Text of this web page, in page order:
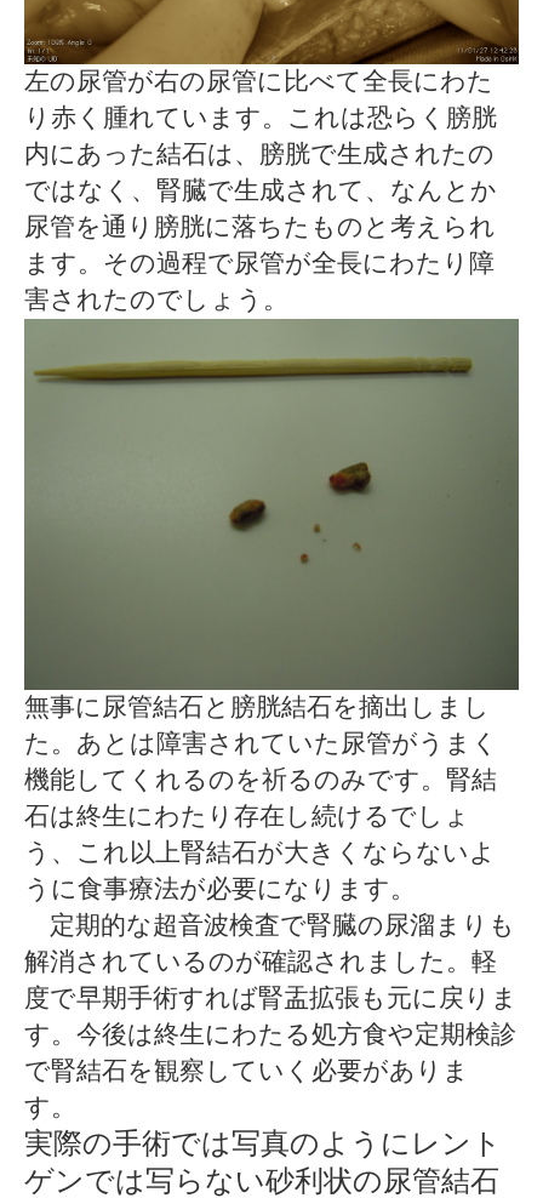
左の尿管が右の尿管に比べて全長にわた
り赤く腫れています。これは恐らく膀胱
内にあった結石は、膀胱で生成されたの
ではなく、腎臓で生成されて、なんとか
尿管を通り膀胱に落ちたものと考えられ
ます。その過程で尿管が全長にわたり障
害されたのでしょう。
無事に尿管結石と膀胱結石を摘出しまし
た。あとは障害されていた尿管がうまく
機能してくれるのを祈るのみです。腎結
石は終生にわたり存在し続けるでしょ
う、これ以上腎結石が大きくならないよ
うに食事療法が必要になります。
定期的な超音波検査で腎臓の尿溜まりも
解消されているのが確認されました。軽
度で早期手術すれば腎盂拡張も元に戻りま
す。今後は終生にわたる処方食や定期検診
で腎結石を観察していく必要がありま
す。
実際の手術では写真のようにレント
ゲンでは写らない砂利状の尿管結石